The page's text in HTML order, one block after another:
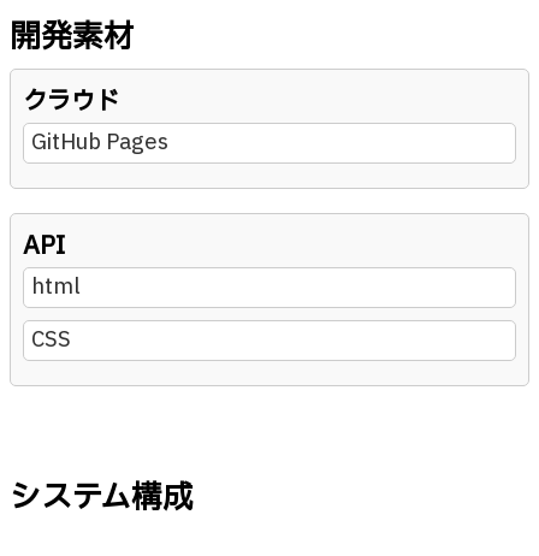
開発素材
クラウド
GitHub Pages
API
html
CSS
システム構成